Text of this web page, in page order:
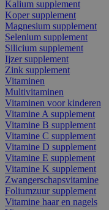
Kalium supplement
Koper supplement
Magnesium supplement
Selenium supplement
Silicium supplement
Ijzer supplement
Zink supplement
Vitaminen
Multivitaminen
Vitaminen voor kinderen
Vitamine A supplement
Vitamine B supplement
Vitamine C supplement
Vitamine D supplement
Vitamine E supplement
Vitamine K supplement
Zwangerschapsvitamine
Foliumzuur supplement
Vitamine haar en nagels